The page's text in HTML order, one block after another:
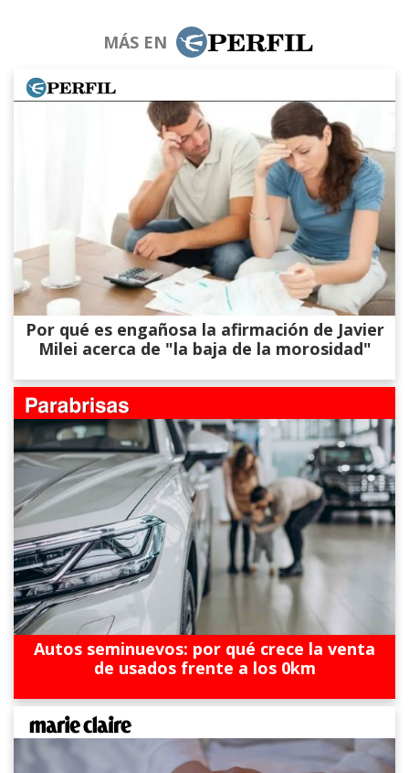
MÁS EN
Por qué es engañosa la afirmación de Javier
Milei acerca de "la baja de la morosidad"
Autos seminuevos: por qué crece la venta
de usados frente a los 0km